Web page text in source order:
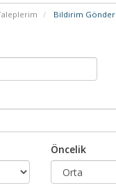
Bildirim Gönder
Öncelik